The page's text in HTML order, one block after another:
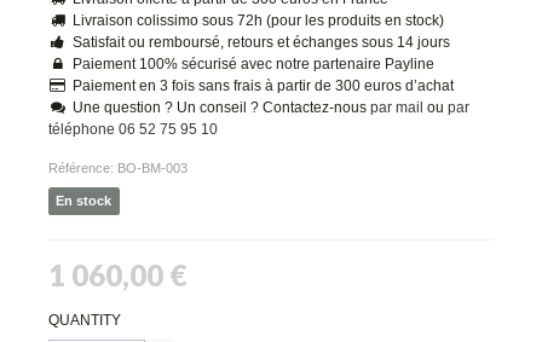
Livraison colissimo sous 72h (pour les produits en stock)
Satisfait ou remboursé, retours et échanges sous 14 jours
Paiement 100% sécurisé avec notre partenaire Payline
Paiement en 3 fois sans frais à partir de 300 euros d’achat
Une question ? Un conseil ? Contactez-nous par mail ou par
téléphone 06 52 75 95 10
Référence: BO-BM-003
En stock
1 060,00 €
QUANTITY